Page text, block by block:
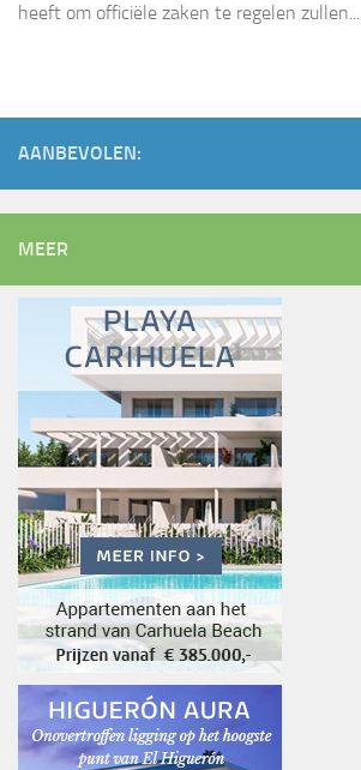
heeft om officiële zaken te regelen zullen...
AANBEVOLEN:
MEER